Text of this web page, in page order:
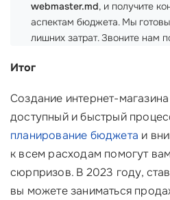
webmaster.md, и получите
аспектам бюджета. Мы
лишних затрат. Звоните нам
Итог
Создание интернет-
доступный и быстрый
планирование бюджета и
к всем расходам помогут
сюрпризов. В 2023 году,
вы можете заниматься